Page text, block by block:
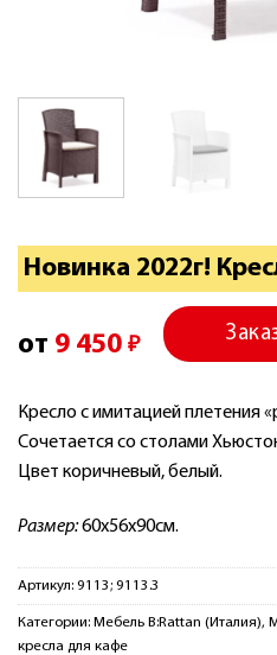
Новинка 2022г!
от 9 450 ₽
Кресло с имитацией плетения
Сочетается со столами
Цвет коричневый, белый.
Размер:60x56x90см.
Артикул: 9113; 9113.3
Категории: Мебель B:Rattan (Италия),
кресла для кафе